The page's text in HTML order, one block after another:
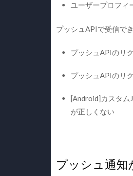
ユーザープロフィ
プッシュAPIで受信で
プッシュAPIのリ
プッシュAPIのリ
[Android]カスタム
が正しくない
プッシュ通知